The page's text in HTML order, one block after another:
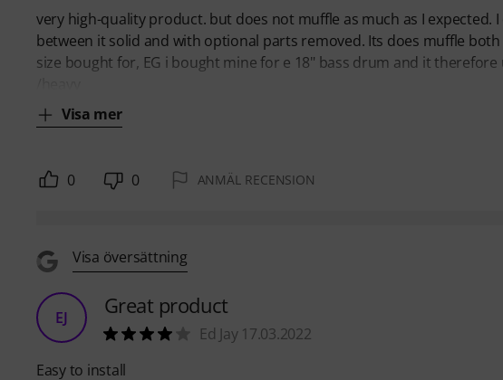
very high-quality product. but does not muffle as much as I
between it solid and with optional parts removed. Its does muffle
size bought for, EG i bought mine for e 18" bass drum and it therefore
Visa mer
0 0 ANMÄL RECENSION
Visa översättning
EJ Great product
Ed Jay 17.03.2022
Easy to install